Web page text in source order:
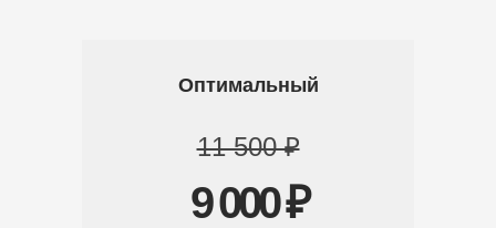
Оптимальный
11 500 ₽
9 000 ₽